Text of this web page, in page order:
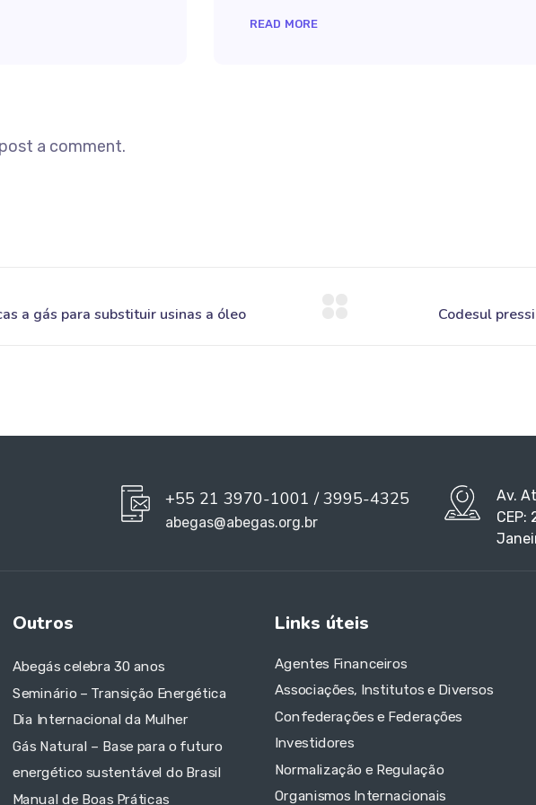
READ MORE
a comment.
+55 21 3970-1001 / 3995-4325
abegas@abegas.org.br
Av.
CEP:
Outros
Abegás celebra 30 anos
Seminário – Transição Energética
Dia Internacional da Mulher
Gás Natural – Base para o futuro
energético sustentável do Brasil
Manual de Boas Práticas
Links úteis
Agentes Financeiros
Associações, Institutos e Diversos
Confederações e Federações
Investidores
Normalização e Regulação
Organismos Internacionais